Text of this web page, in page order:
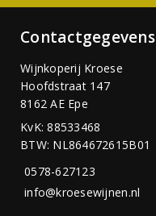
Contactgegevens
Wijnkoperij Kroese
Hoofdstraat 147
8162 AE Epe
KvK: 88533468
BTW: NL864672615B01
0578-627123
info@kroesewijnen.nl